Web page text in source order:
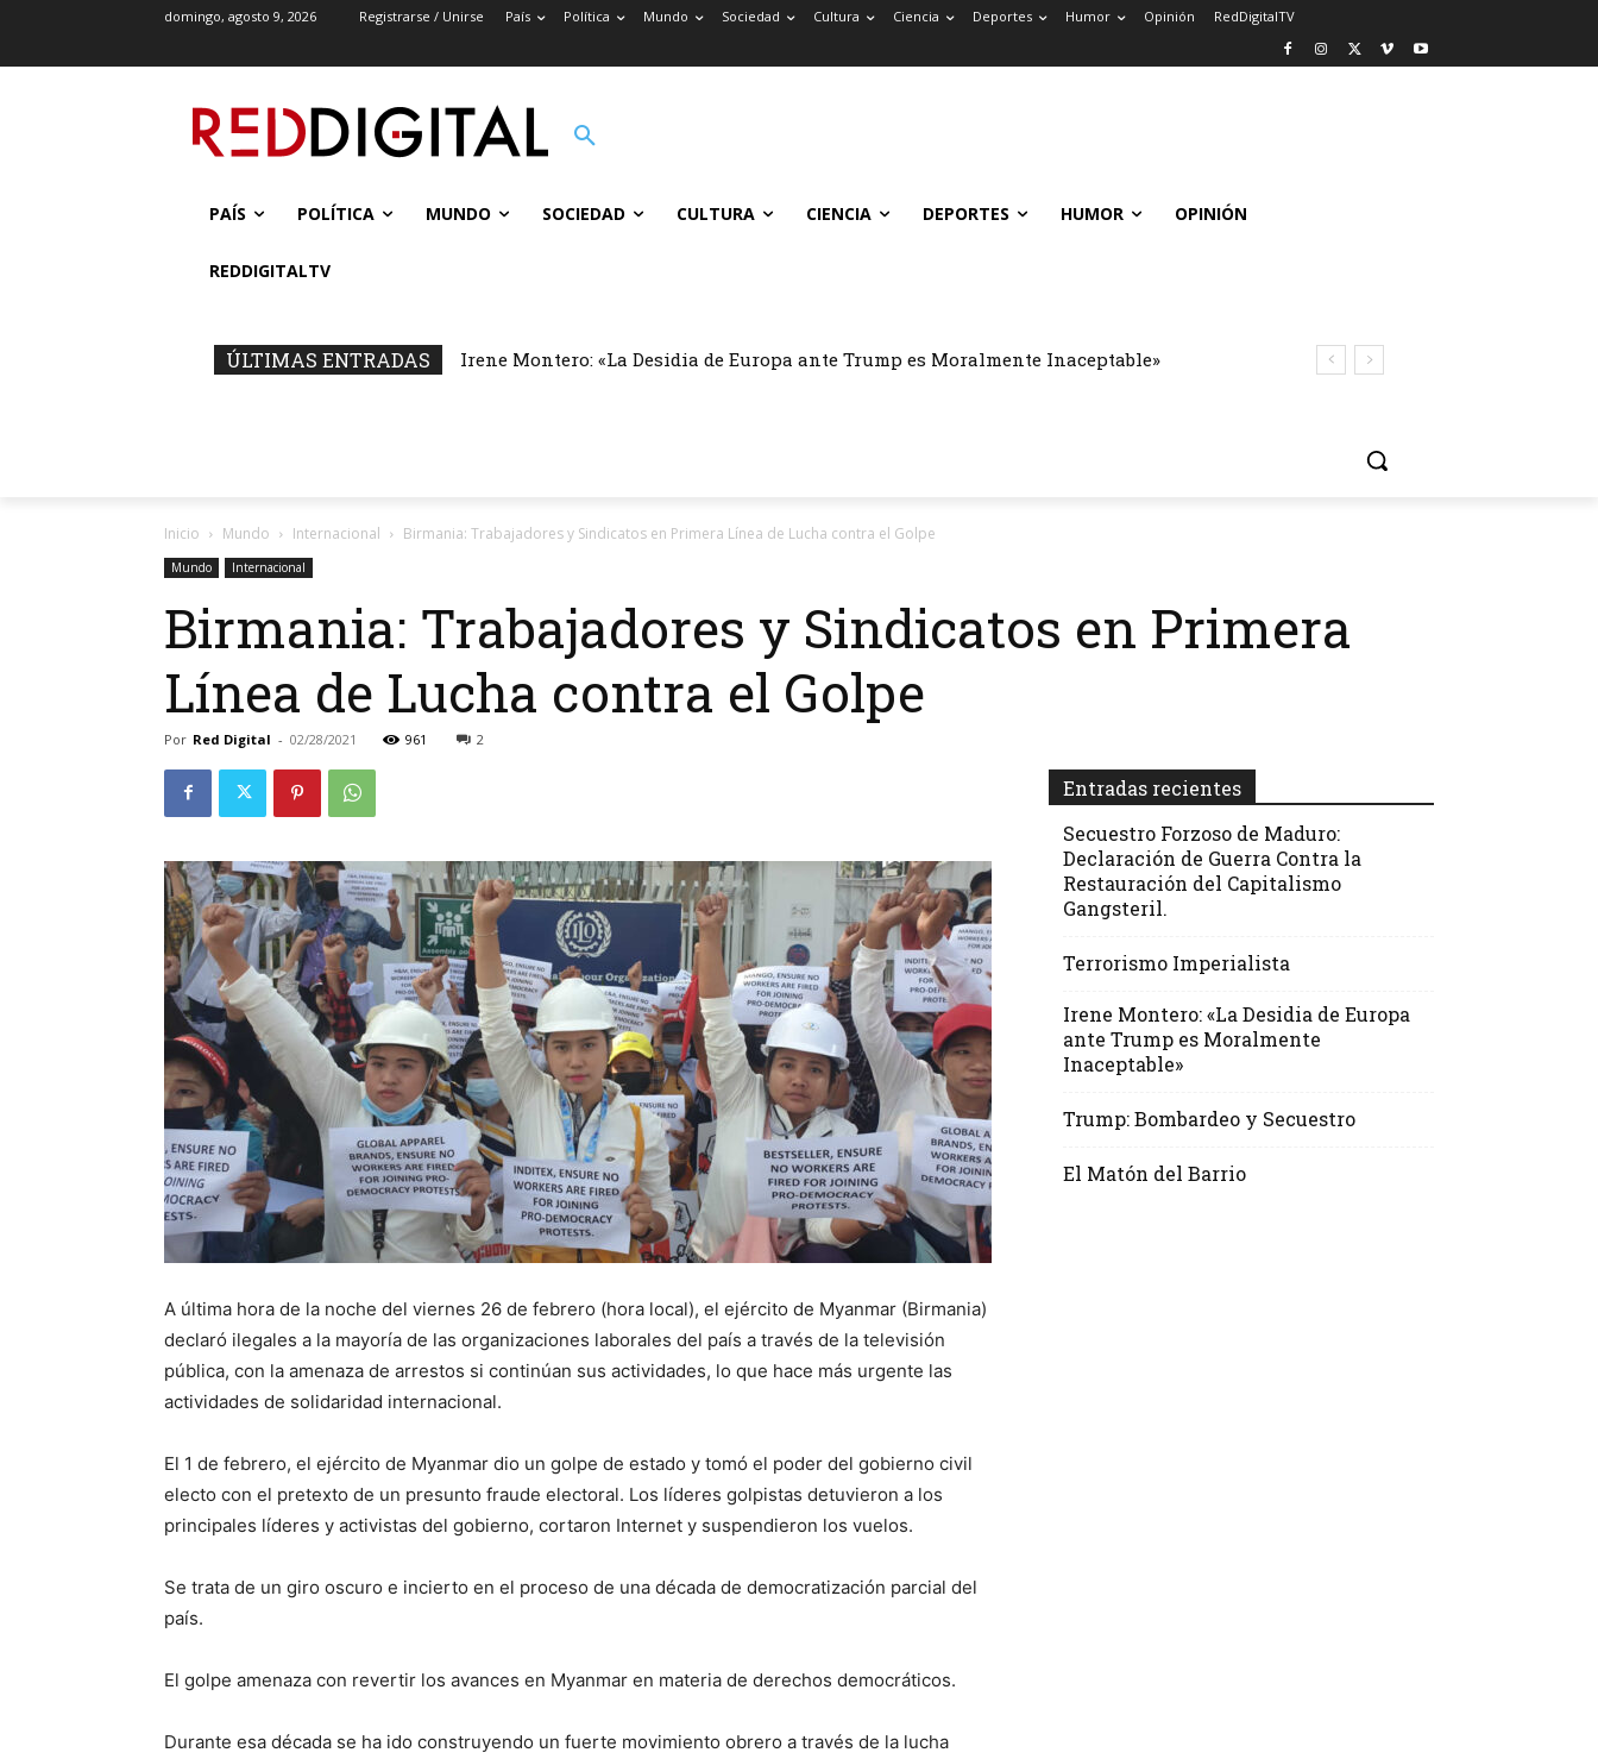
domingo, agosto 9, 2026 Registrarse / Unirse País Política Mundo Sociedad Cultura Ciencia Deportes Humor Opinión RedDigitalTV
PAÍS POLÍTICA MUNDO SOCIEDAD CULTURA CIENCIA DEPORTES HUMOR OPINIÓN
REDDIGITALTV
ÚLTIMAS ENTRADAS Irene Montero: «La Desidia de Europa ante Trump es Moralmente Inaceptable»
Inicio Mundo Internacional Birmania: Trabajadores y Sindicatos en Primera Línea de Lucha contra el Golpe
Mundo Internacional
Birmania: Trabajadores y Sindicatos en Primera
Línea de Lucha contra el Golpe
Por Red Digital - 02/28/2021 961 2
A última hora de la noche del viernes 26 de febrero (hora local), el ejército de Myanmar (Birmania)
declaró ilegales a la mayoría de las organizaciones laborales del país a través de la televisión
pública, con la amenaza de arrestos si continúan sus actividades, lo que hace más urgente las
actividades de solidaridad internacional.
El 1 de febrero, el ejército de Myanmar dio un golpe de estado y tomó el poder del gobierno civil
electo con el pretexto de un presunto fraude electoral. Los líderes golpistas detuvieron a los
principales líderes y activistas del gobierno, cortaron Internet y suspendieron los vuelos.
Se trata de un giro oscuro e incierto en el proceso de una década de democratización parcial del
país.
El golpe amenaza con revertir los avances en Myanmar en materia de derechos democráticos.
Durante esa década se ha ido construyendo un fuerte movimiento obrero a través de la lucha
Entradas recientes
Secuestro Forzoso de Maduro:
Declaración de Guerra Contra la
Restauración del Capitalismo
Gangsteril.
Terrorismo Imperialista
Irene Montero: «La Desidia de Europa
ante Trump es Moralmente
Inaceptable»
Trump: Bombardeo y Secuestro
El Matón del Barrio